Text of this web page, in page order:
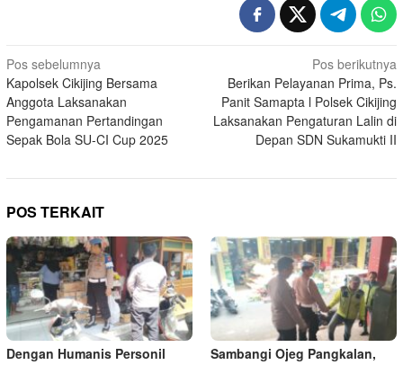
Navigasi
pos
Pos sebelumnya
Kapolsek Cikijing Bersama
Anggota Laksanakan
Pengamanan Pertandingan
Sepak Bola SU-CI Cup 2025
Pos berikutnya
Berikan Pelayanan Prima, Ps.
Panit Samapta l Polsek Cikijing
Laksanakan Pengaturan Lalin di
Depan SDN Sukamukti II
POS TERKAIT
Dengan Humanis Personil
Sambangi Ojeg Pangkalan,